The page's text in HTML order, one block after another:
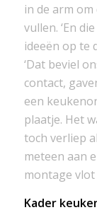
in de arm
vullen. ‘En
ideeën op te
‘Dat beviel
contact,
een
plaatje. Het
toch verliep
meteen aan
montage vlot
Kader